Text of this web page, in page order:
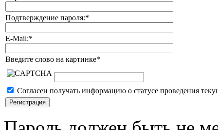
Подтверждение пароля:*
E-Mail:*
Введите слово на картинке*
Согласен получать информацию о статусе проведения